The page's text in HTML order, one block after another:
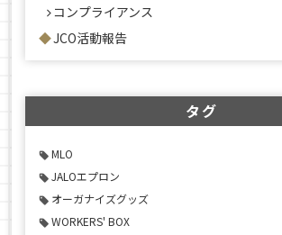
コンプライアンス
JCO活動報告
タグ
MLO
JALOエプロン
オーガナイズグッズ
WORKERS' BOX